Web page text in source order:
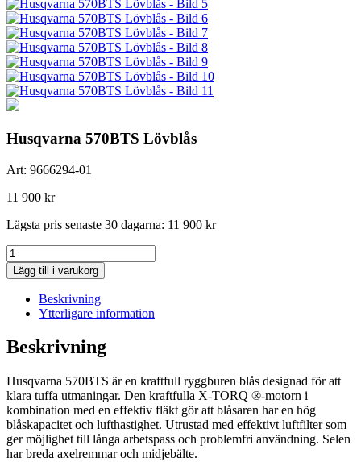
Husqvarna 570BTS Lövblås
Art: 9666294-01
11 900 kr
Lägsta pris senaste 30 dagarna: 11 900 kr
Husqvarna
570BTS
Lövblås
mängd
Lägg till i varukorg
Beskrivning
Ytterligare information
Beskrivning
Husqvarna 570BTS är en kraftfull ryggburen blås designad för att
klara tuffa utmaningar. Den kraftfulla X-TORQ ®-motorn i
kombination med en effektiv fläkt gör att blåsaren har en hög
blåskapacitet och lufthastighet. Utrustad med effektivt luftfilter som
ger möjlighet till långa arbetspass och problemfri användning. Selen
har breda axelremmar och midjebälte.